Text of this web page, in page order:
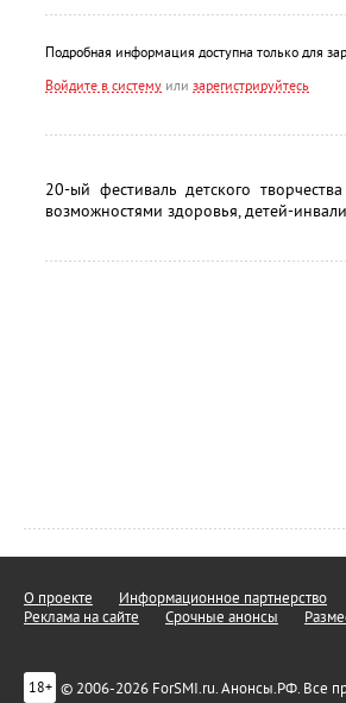
Подробная информация доступна только для
Войдите в систему или зарегистрируйтесь
20-ый фестиваль детского
возможностями здоровья, детей-
О проекте Информационное партнерство
Реклама на сайте
Срочные анонсы
18+ © 2006-2026 ForSMI.ru. Анонсы.РФ. Все